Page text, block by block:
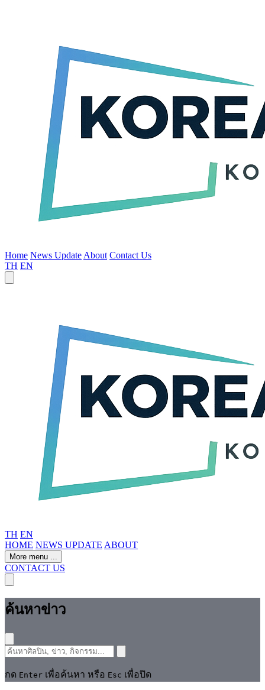
Home News Update About Contact Us
TH EN
TH EN
HOME NEWS UPDATE ABOUT
More menu ...
CONTACT US
ค้นหาข่าว
กด Enter เพื่อค้นหา หรือ Esc เพื่อปิด